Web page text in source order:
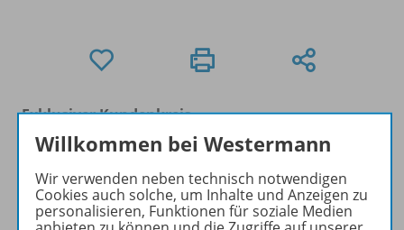
Exklusiver Kundenkreis
Dieses Produkt darf nur von
Ausbildern/Ausbilderinnen, Dozenten/Dozentinnen,
Erziehern/Erzieherinnen, Lehrkräften,
Referendaren/Referendarinnen,
Studenten/Studentinnen und Universitätslehrenden
Willkommen bei Westermann
Wir verwenden neben technisch notwendigen
Cookies auch solche, um Inhalte und Anzeigen zu
personalisieren, Funktionen für soziale Medien